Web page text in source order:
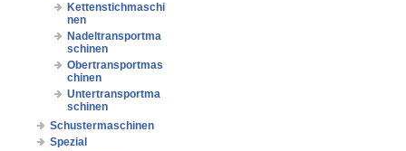
Kettenstichmaschi
nen
Nadeltransportma
schinen
Obertransportmas
chinen
Untertransportma
schinen
Schustermaschinen
Spezial